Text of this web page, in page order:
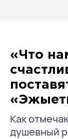
«Что
Как
душевный